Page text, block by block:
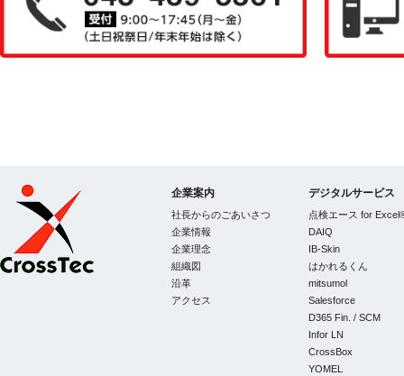
企業案内
社長からのごあいさつ
企業情報
企業理念
組織図
沿革
アクセス
デジタルサービス
点検エース for
DAIQ
IB-Skin
はかれるくん
mitsumol
Salesforce
D365 Fin. / SCM
Infor LN
CrossBox
YOMEL